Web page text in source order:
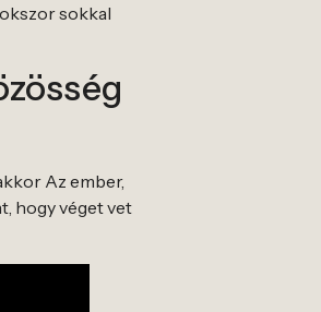
sokkal
Az ember,
hogy véget vet